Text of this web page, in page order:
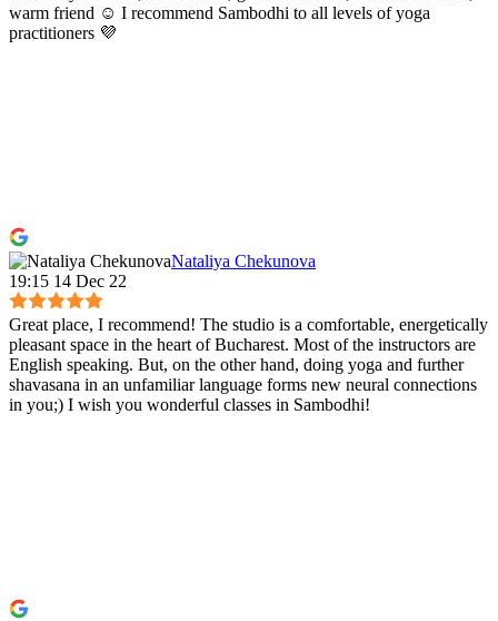
warm friend ☺️ I recommend Sambodhi to all levels of yoga
practitioners 💜
Nataliya Chekunova
19:15 14 Dec 22
Great place, I recommend! The studio is a comfortable, energetically
pleasant space in the heart of Bucharest. Most of the instructors are
English speaking. But, on the other hand, doing yoga and further
shavasana in an unfamiliar language forms new neural connections
in you;) I wish you wonderful classes in Sambodhi!